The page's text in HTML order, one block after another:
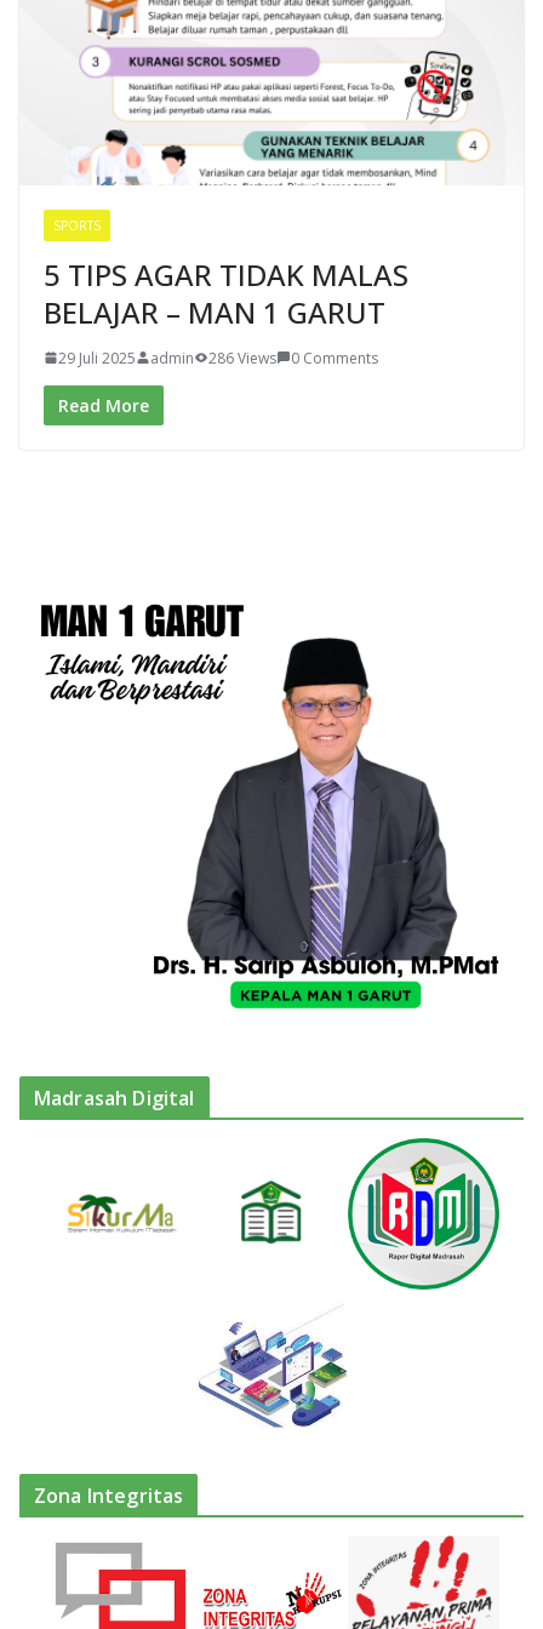
SPORTS
5 TIPS AGAR TIDAK MALAS
BELAJAR – MAN 1 GARUT
29 Juli 2025 admin 286 Views 0 Comments
Read More
Madrasah Digital
Zona Integritas